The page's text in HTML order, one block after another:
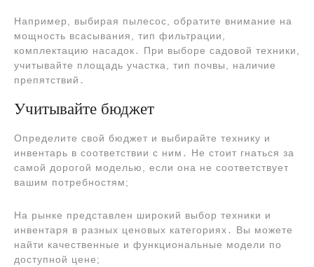
Например, выбирая пылесос, обратите внимание на
мощность всасывания, тип фильтрации,
комплектацию насадок․ При выборе садовой техники,
учитывайте площадь участка, тип почвы, наличие
препятствий․
Учитывайте бюджет
Определите свой бюджет и выбирайте технику и
инвентарь в соответствии с ним․ Не стоит гнаться за
самой дорогой моделью, если она не соответствует
вашим потребностям;
На рынке представлен широкий выбор техники и
инвентаря в разных ценовых категориях․ Вы можете
найти качественные и функциональные модели по
доступной цене;